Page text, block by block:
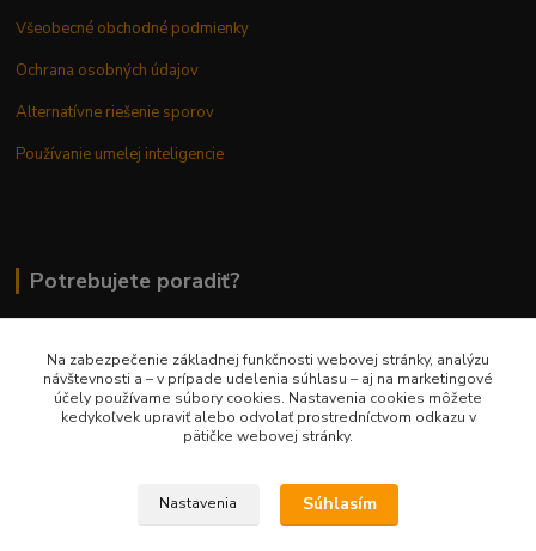
Všeobecné obchodné podmienky
Ochrana osobných údajov
Alternatívne riešenie sporov
Používanie umelej inteligencie
Potrebujete poradiť?
0948 236 042
info@margaretkashop.sk
Na zabezpečenie základnej funkčnosti webovej stránky, analýzu
návštevnosti a – v prípade udelenia súhlasu – aj na marketingové
účely používame súbory cookies. Nastavenia cookies môžete
kedykoľvek upraviť alebo odvolať prostredníctvom odkazu v
pätičke webovej stránky.
Nastavenia Súhlasím